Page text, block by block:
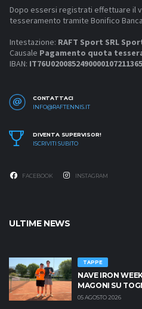
Dopo essersi registrati effettuare il
tesseramento tramite Bonifico
Intestazione: RAFT Sport SRL
Causale Pagamento quota
IBAN: IT76U0200852490000107211365
CONTATTACI
INFO@RAFTENNIS.IT
DIVENTA SUPERVISOR!
ISCRIVITI SUBITO
FACEBOOK INSTAGRAM
ULTIME NEWS
TAPPE
NAVE IRON
MAGONI SU
05 AGOSTO 2026